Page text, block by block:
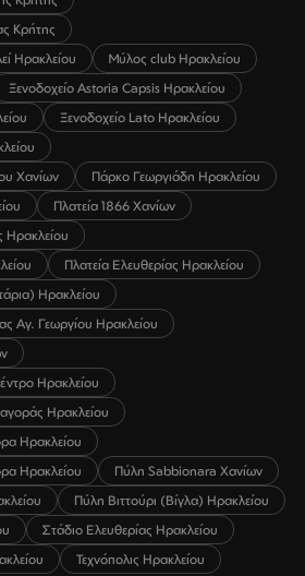
Κρήτης
Ηρακλείου
Μύλος club Ηρακλείου
Ξενοδοχείο Astoria Capsis Ηρακλείου
Ξενοδοχείο Lato Ηρακλείου
Χανίων
Πάρκο Γεωργιάδη Ηρακλείου
Πλατεία 1866 Χανίων
Ηρακλείου
Πλατεία Ελευθερίας Ηρακλείου
Ηρακλείου
Αγ. Γεωργίου Ηρακλείου
Ηρακλείου
Ηρακλείου
Ηρακλείου
Ηρακλείου
Πύλη Sabbionara Χανίων
Πύλη Βιττούρι (Βίγλα) Ηρακλείου
Στάδιο Ελευθερίας Ηρακλείου
Τεχνόπολις Ηρακλείου